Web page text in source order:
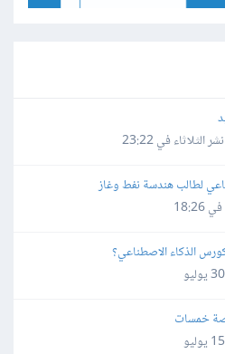
الثلاثاء في 23:22
لطالب هندسة نفط وغاز
الذكاء الاصطناعي؟
30 يوليو
خمسات
15 يوليو